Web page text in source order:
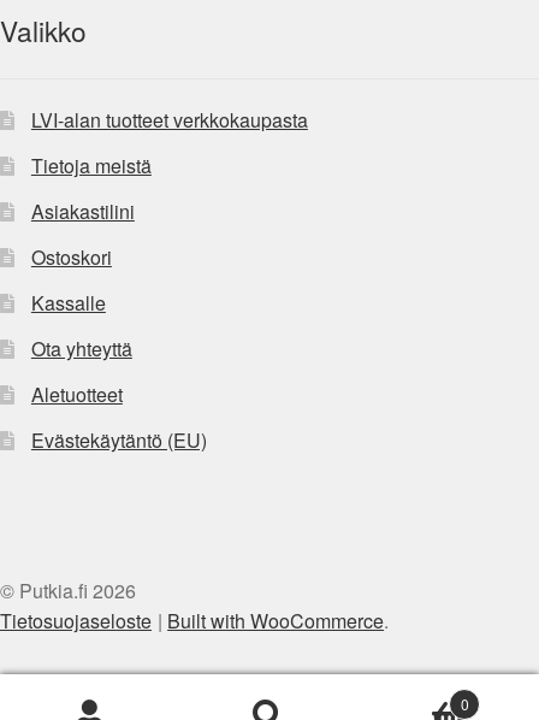
Valikko
LVI-alan tuotteet verkkokaupasta
Tietoja meistä
Asiakastilini
Ostoskori
Kassalle
Ota yhteyttä
Aletuotteet
Evästekäytäntö (EU)
© Putkia.fi 2026
Tietosuojaseloste
Built with WooCommerce.
0